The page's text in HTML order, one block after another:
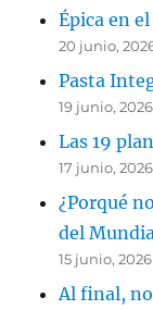
Épica en
20 junio,
Pasta
19 junio, 2026
Las 19
17 junio, 2026
¿Porqué
del
15 junio, 2026
Al final,